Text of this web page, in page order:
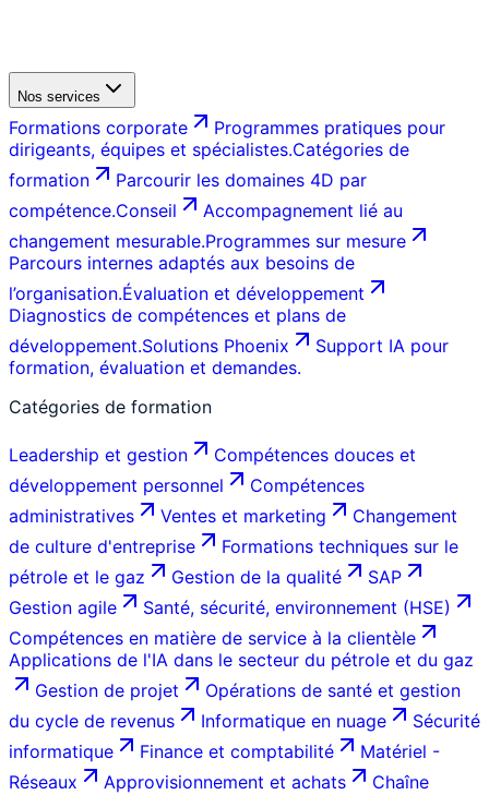
Nos services
Formations corporate
Programmes pratiques pour
dirigeants, équipes et spécialistes.Catégories de
formation
Parcourir les domaines 4D par
compétence.Conseil
Accompagnement lié au
changement mesurable.Programmes sur mesure
Parcours internes adaptés aux besoins de
l’organisation.Évaluation et développement
Diagnostics de compétences et plans de
développement.Solutions Phoenix
Support IA pour
formation, évaluation et demandes.
Catégories de formation
Leadership et gestion
Compétences douces et
développement personnel
Compétences
administratives
Ventes et marketing
Changement
de culture d'entreprise
Formations techniques sur le
pétrole et le gaz
Gestion de la qualité
SAP
Gestion agile
Santé, sécurité, environnement (HSE)
Compétences en matière de service à la clientèle
Applications de l'IA dans le secteur du pétrole et du gaz
Gestion de projet
Opérations de santé et gestion
du cycle de revenus
Informatique en nuage
Sécurité
informatique
Finance et comptabilité
Matériel -
Réseaux
Approvisionnement et achats
Chaîne